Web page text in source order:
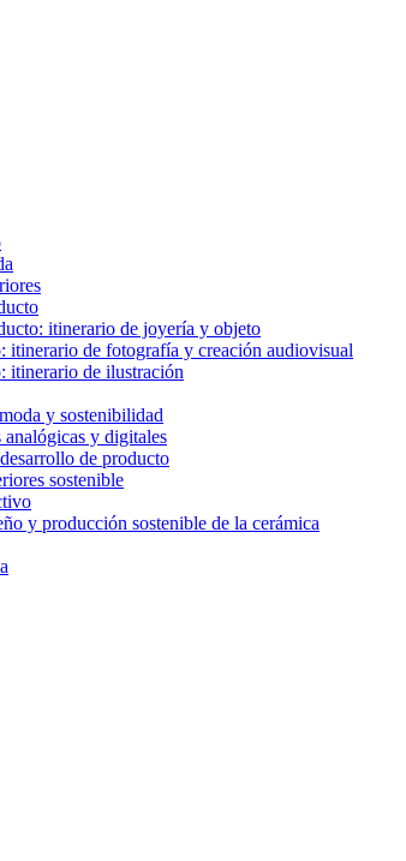
itinerario de joyería y objeto
itinerario de fotografía y creación audiovisual
itinerario de ilustración
y sostenibilidad
y digitales
de producto
sostenible
y producción sostenible de la cerámica